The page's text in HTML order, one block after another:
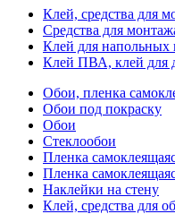
Клей, средства для
Средства для
Клей для напольных
Клей ПВА, клей для
Обои, пленка
Обои под покраску
Обои
Стеклообои
Пленка
Пленка
Наклейки на стену
Клей, средства для